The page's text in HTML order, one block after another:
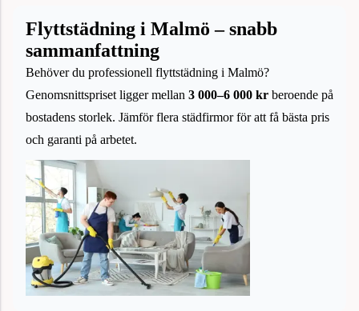
Flyttstädning i Malmö – snabb
sammanfattning
Behöver du professionell flyttstädning i Malmö?
Genomsnittspriset ligger mellan 3 000–6 000 kr beroende på
bostadens storlek. Jämför flera städfirmor för att få bästa pris
och garanti på arbetet.